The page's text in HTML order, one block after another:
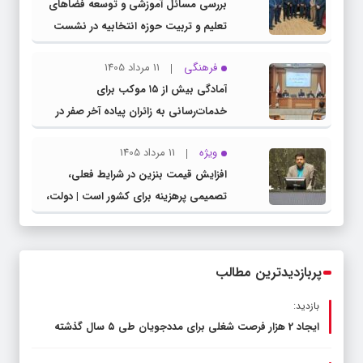
بررسی مسائل آموزشی و توسعه فضاهای
تعلیم و تربیت حوزه انتخابیه در نشست
مشترک عضو کمیسیون آموزش مجلس با
مدیرکل آموزش و پرورش خراسان رضوی
فرهنگی
11 مرداد 1405
آمادگی بیش از ۱۵ موکب برای
خدمات‌رسانی به زائران پیاده آخر صفر در
شهرستان چناران
ویژه
11 مرداد 1405
افزایش قیمت بنزین در شرایط فعلی،
تصمیمی پرهزینه برای کشور است | دولت،
قاچاق سوخت و عوامل اصلی ناترازی را
پربازدیدترین مطالب
بازدید:
ایجاد 2 هزار فرصت شغلی برای مددجویان طی ۵ سال گذشته